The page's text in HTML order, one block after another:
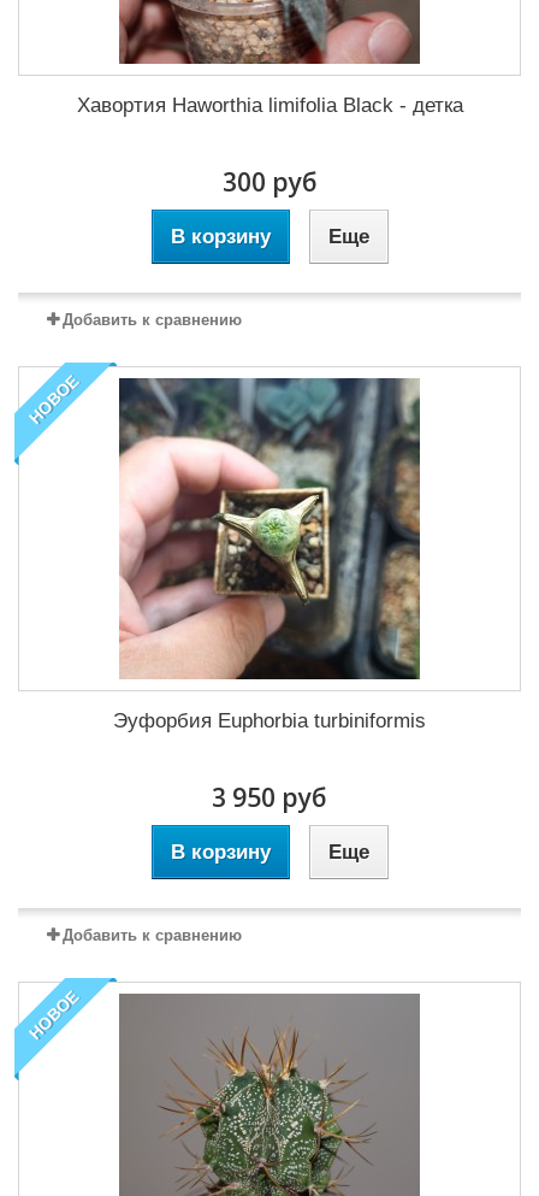
Хавортия Haworthia limifolia Black - детка
300 руб
В корзину Еще
Добавить к сравнению
НОВОЕ
Эуфорбия Euphorbia turbiniformis
3 950 руб
В корзину Еще
Добавить к сравнению
НОВОЕ